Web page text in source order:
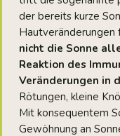
der bereits kurze
Hautveränderungen
nicht die Sonne
Reaktion des
Veränderungen in
Rötungen, kleine
Mit konsequentem
Gewöhnung an